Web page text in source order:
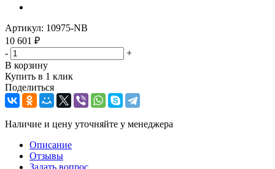
Артикул: 10975-NB
10 601 ₽
-
+
В корзину
Купить в 1 клик
Поделиться
Наличие и цену уточняйте у менеджера
Описание
Отзывы
Задать вопрос